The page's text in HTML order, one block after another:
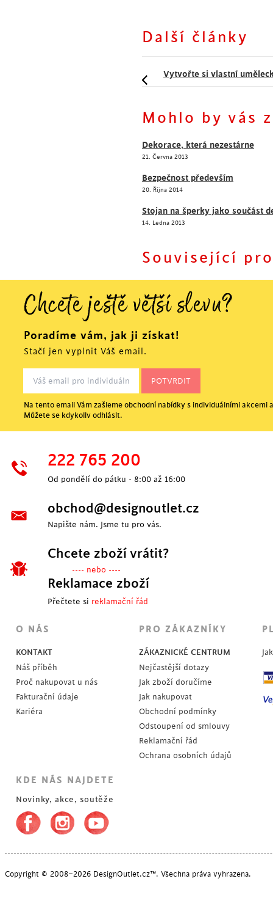
Další články
I „odpaďák“ má styl!
Mohlo by vás
Dekorace, která nezestárne
21. Června 2013
Bezpečnost především
20. Října 2014
Stojan na šperky jako součást
14. Ledna 2013
Související
POSLEDNÍ KUSY
Chcete ještě větší slevu?
Poradíme vám, jak ji získat!
Stačí jen vyplnit Váš email.
Na tento email Vám zašleme obchodní nabídky s individuálními akcemi
Můžete se kdykoliv odhlásit.
222 765 200
Od pondělí do pátku - 8:00 až 16:00
obchod@designoutlet.cz
Napište nám. Jsme tu pro vás.
Chcete zboží vrátit?
---- nebo ----
Reklamace zboží
Přečtete si reklamační řád
O NÁS
KONTAKT
Náš příběh
Proč nakupovat u nás
Fakturační údaje
Kariéra
PRO ZÁKAZNÍKY
ZÁKAZNICKÉ CENTRUM
Nejčastější dotazy
Jak zboží doručíme
Jak nakupovat
Obchodní podmínky
Odstoupení od smlouvy
Reklamační řád
Ochrana osobních údajů
KDE NÁS NAJDETE
Novinky, akce, soutěže
Copyright © 2008–2026 DesignOutlet.cz™. Všechna práva vyhrazena.